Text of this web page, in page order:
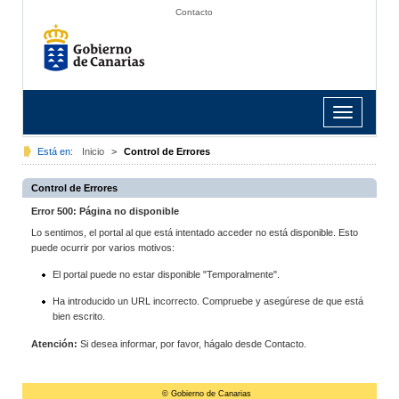
Contacto
Toggle
navigation
Está en: Inicio > Control de Errores
Control de Errores
Error 500: Página no disponible
Lo sentimos, el portal al que está intentado acceder no está disponible. Esto
puede ocurrir por varios motivos:
El portal puede no estar disponible "Temporalmente".
Ha introducido un URL incorrecto. Compruebe y asegúrese de que está
bien escrito.
Atención: Si desea informar, por favor, hágalo desde Contacto.
© Gobierno de Canarias